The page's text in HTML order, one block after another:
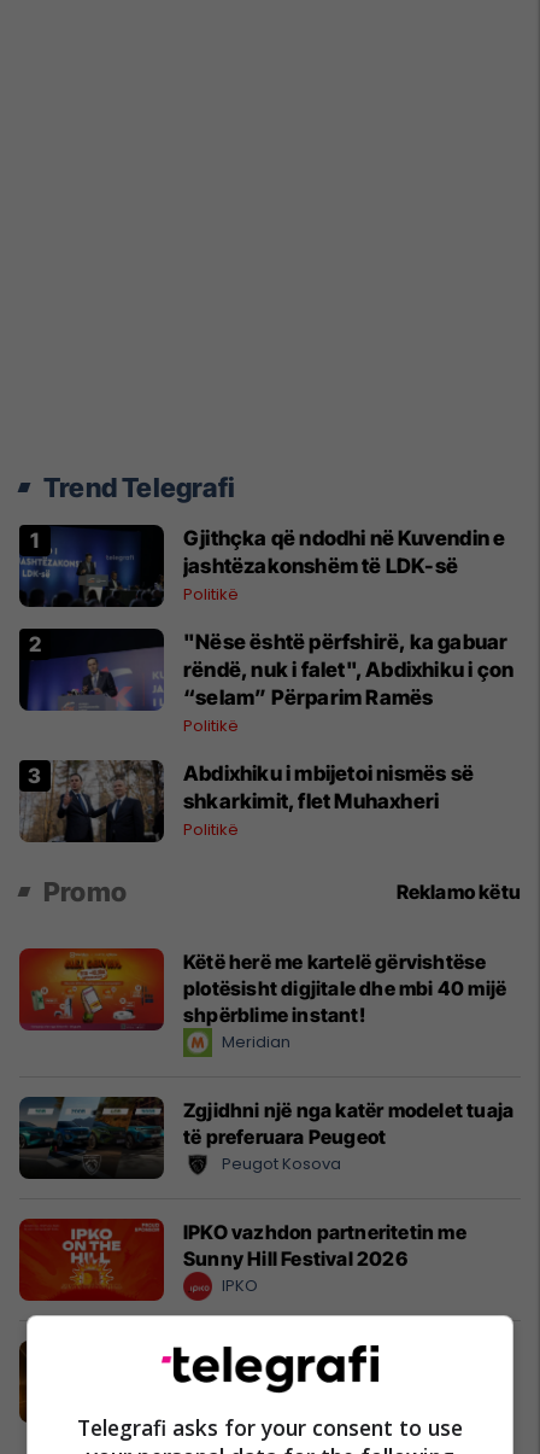
Trend Telegrafi
Gjithçka që ndodhi në Kuvendin e
jashtëzakonshëm të LDK-së
Politikë
"Nëse është përfshirë, ka gabuar
rëndë, nuk i falet", Abdixhiku i çon
“selam” Përparim Ramës
Politikë
Abdixhiku i mbijetoi nismës së
shkarkimit, flet Muhaxheri
Politikë
Promo Reklamo këtu
Këtë herë me kartelë gërvishtëse
plotësisht digjitale dhe mbi 40 mijë
shpërblime instant!
Meridian
Zgjidhni një nga katër modelet tuaja
të preferuara Peugeot
Peugot Kosova
IPKO vazhdon partneritetin me
Sunny Hill Festival 2026
IPKO
EXPO DIASPORA 2026 mbahet më
3, 4 dhe 5 gusht në Prishtinë
Telegrafi asks for your consent to use